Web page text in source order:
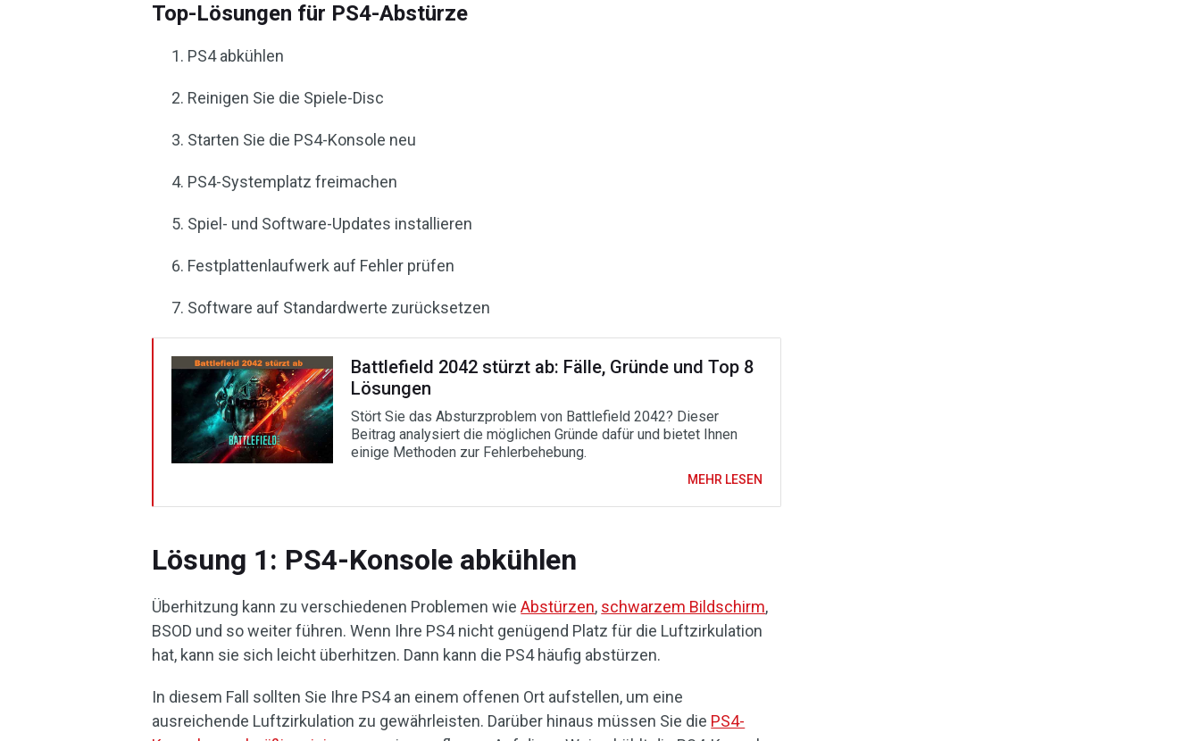
Top-Lösungen für PS4-Abstürze
PS4 abkühlen
Reinigen Sie die Spiele-Disc
Starten Sie die PS4-Konsole neu
PS4-Systemplatz freimachen
Spiel- und Software-Updates installieren
Festplattenlaufwerk auf Fehler prüfen
Software auf Standardwerte zurücksetzen
Battlefield 2042 stürzt ab: Fälle, Gründe und Top 8
Lösungen
Stört Sie das Absturzproblem von Battlefield 2042? Dieser
Beitrag analysiert die möglichen Gründe dafür und bietet Ihnen
einige Methoden zur Fehlerbehebung.
MEHR LESEN
Lösung 1: PS4-Konsole abkühlen
Überhitzung kann zu verschiedenen Problemen wieAbstürzen, schwarzem Bildschirm,
BSOD und so weiter führen. Wenn Ihre PS4 nicht genügend Platz für die Luftzirkulation
hat, kann sie sich leicht überhitzen. Dann kann die PS4 häufig abstürzen.
In diesem Fall sollten Sie Ihre PS4 an einem offenen Ort aufstellen, um eine
ausreichende Luftzirkulation zu gewährleisten. Darüber hinaus müssen Sie die PS4-